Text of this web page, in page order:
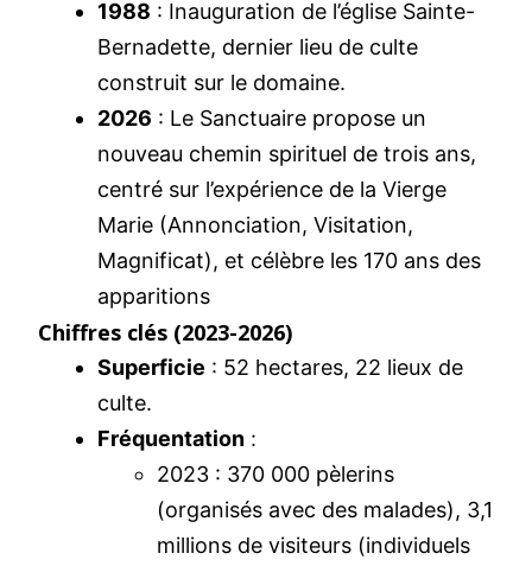
1988 : Inauguration de l’église Sainte-
Bernadette, dernier lieu de culte
construit sur le domaine.
2026 : Le Sanctuaire propose un
nouveau chemin spirituel de trois ans,
centré sur l’expérience de la Vierge
Marie (Annonciation, Visitation,
Magnificat), et célèbre les 170 ans des
apparitions
Chiffres clés (2023-2026)
Superficie : 52 hectares, 22 lieux de
culte.
Fréquentation :
2023 : 370 000 pèlerins
(organisés avec des malades), 3,1
millions de visiteurs (individuels